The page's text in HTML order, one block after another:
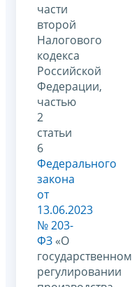
части
второй
Налогового
кодекса
Российской
Федерации,
частью
2
статьи
6
Федерального
закона
от
13.06.2023
№ 203-
ФЗ «О
государственном
регулировании